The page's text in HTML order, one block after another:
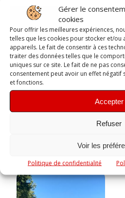
Gérer le
cookies
Pour offrir les meilleures expériences,
telles que les cookies pour stocker et/ou
appareils. Le fait de consentir à ces
traiter des données telles que le
uniques sur ce site. Le fait de ne pas
consentement peut avoir un effet négatif
et fonctions.
Accepter
Refuser
Voir les
Politique de confidentialité
Kayak sur place –
1h30
A partir de 8 € TTC
Location de kayak (1 place) sur
l’Isle à Marsac. Embarquez et
débarquez au même endroit, et
d’1h30 de tranquillité seul sur la
rivière.